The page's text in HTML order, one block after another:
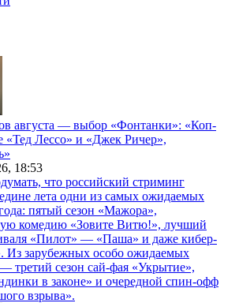
августа — выбор «Фонтанки»: «Коп-
«Тед Лессо» и «Джек Ричер»,
18:53
что российский стриминг
лета одни из самых ожидаемых
пятый сезон «Мажора»,
комедию «Зовите Витю!», лучший
«Пилот» — «Паша» и даже кибер-
Из зарубежных особо ожидаемых
третий сезон сай-фая «Укрытие»,
в законе» и очередной спин-офф
взрыва».